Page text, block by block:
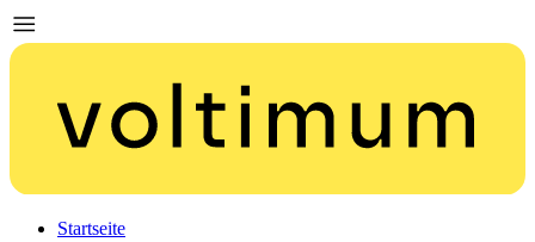
Startseite